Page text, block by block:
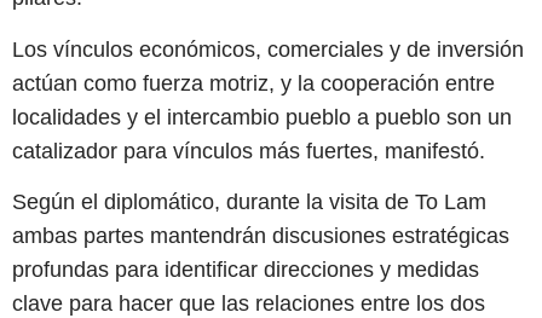
Los vínculos económicos, comerciales y de inversión
actúan como fuerza motriz, y la cooperación entre
localidades y el intercambio pueblo a pueblo son un
catalizador para vínculos más fuertes, manifestó.
Según el diplomático, durante la visita de To Lam
ambas partes mantendrán discusiones estratégicas
profundas para identificar direcciones y medidas
clave para hacer que las relaciones entre los dos